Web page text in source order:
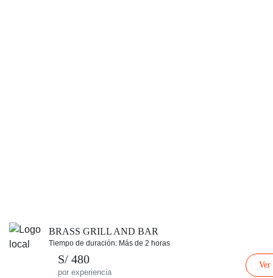
BRASS GRILL AND BAR
Tiempo de duración: Más de 2 horas
S/ 480
por experiencia
Ver